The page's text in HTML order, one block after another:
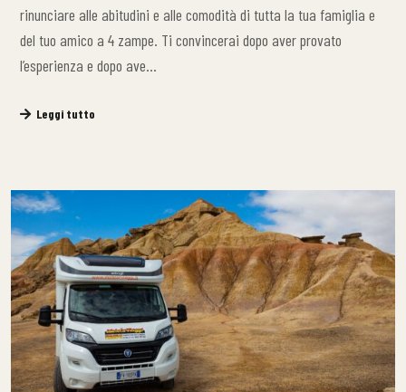
rinunciare alle abitudini e alle comodità di tutta la tua famiglia e
del tuo amico a 4 zampe. Ti convincerai dopo aver provato
l’esperienza e dopo ave…
Leggi tutto